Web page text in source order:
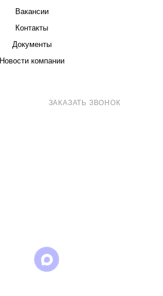
Вакансии
Контакты
Документы
Новости компании
ЗАКАЗАТЬ ЗВОНОК